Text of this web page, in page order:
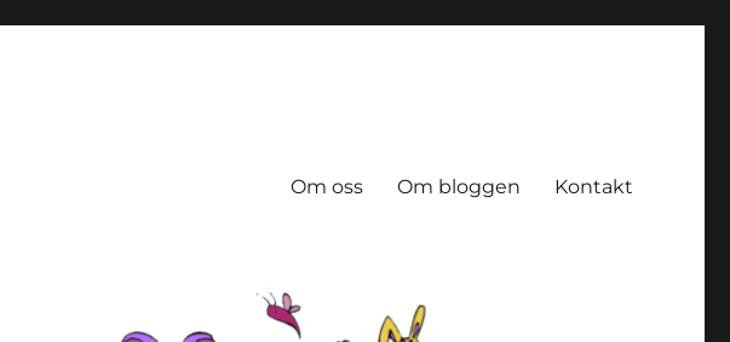
Om oss Om bloggen Kontakt